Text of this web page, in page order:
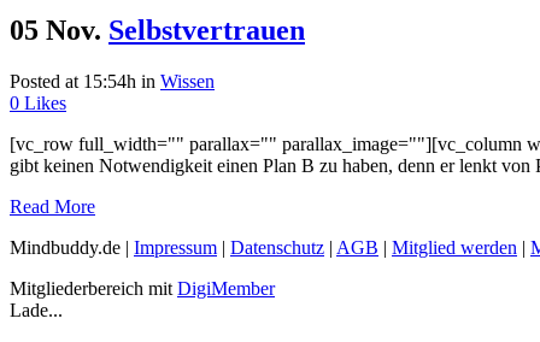
05 Nov. Selbstvertrauen
Posted at 15:54h in Wissen
0 Likes
[vc_row full_width="" parallax="" parallax_image=""][vc_column
gibt keinen Notwendigkeit einen Plan B zu haben, denn er lenkt
Read More
Mindbuddy.de | Impressum | Datenschutz | AGB | Mitglied werden |
Mitgliederbereich mit DigiMember
Lade...